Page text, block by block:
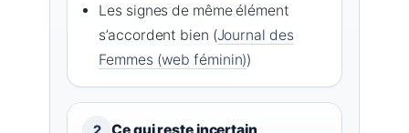
Les signes de même élément
s’accordent bien (Journal des
Femmes (web féminin))
2